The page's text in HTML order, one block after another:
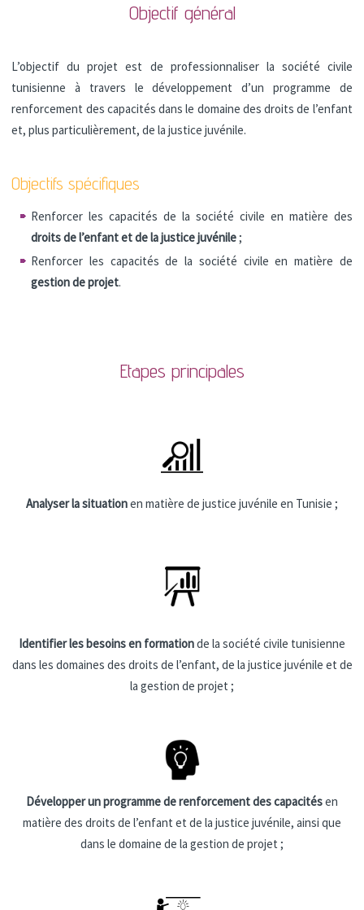
Objectif général
L’objectif du projet est de professionnaliser la société civile
tunisienne à travers le développement d’un programme de
renforcement des capacités dans le domaine des droits de l’enfant
et, plus particulièrement, de la justice juvénile.
Objectifs spécifiques
Renforcer les capacités de la société civile en matière des
droits de l’enfant et de la justice juvénile;
Renforcer les capacités de la société civile en matière de
gestion de projet.
Etapes principales
Analyser la situationen matière de justice juvénile en Tunisie ;
Identifier les besoins en formationde la société civile tunisienne
dans les domaines des droits de l’enfant, de la justice juvénile et de
la gestion de projet ;
Développer un programme de renforcement des capacitésen
matière des droits de l’enfant et de la justice juvénile, ainsi que
dans le domaine de la gestion de projet ;